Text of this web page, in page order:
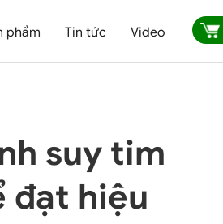
phẩm Tin tức Video
suy tim
đạt hiệu